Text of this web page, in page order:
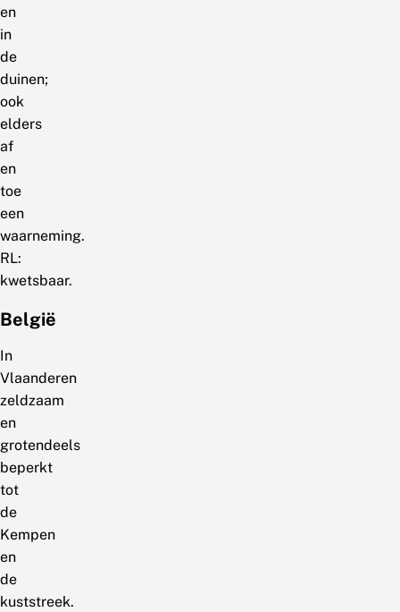
en
in
de
duinen;
ook
elders
af
en
toe
een
waarneming.
RL:
kwetsbaar.
België
In
Vlaanderen
zeldzaam
en
grotendeels
beperkt
tot
de
Kempen
en
de
kuststreek.